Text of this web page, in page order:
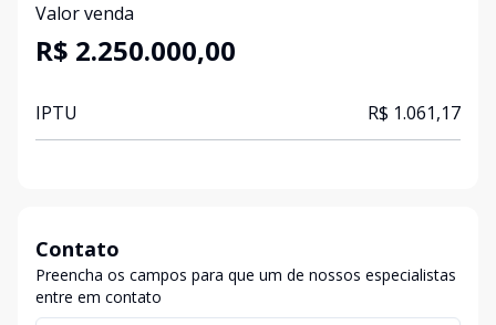
Valor venda
R$ 2.250.000,00
IPTU R$ 1.061,17
Contato
Preencha os campos para que um de nossos especialistas
entre em contato